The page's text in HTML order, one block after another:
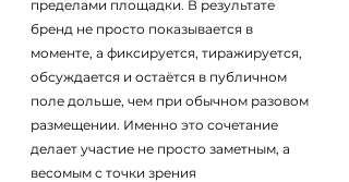
пределами площадки. В результате
бренд не просто показывается в
моменте, а фиксируется, тиражируется,
обсуждается и остаётся в публичном
поле дольше, чем при обычном разовом
размещении. Именно это сочетание
делает участие не просто заметным, а
весомым с точки зрения